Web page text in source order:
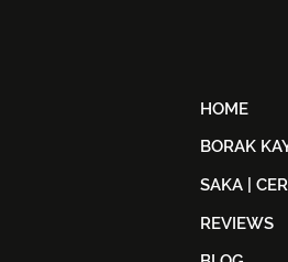
HOME
BORAK
SAKA |
REVIEWS